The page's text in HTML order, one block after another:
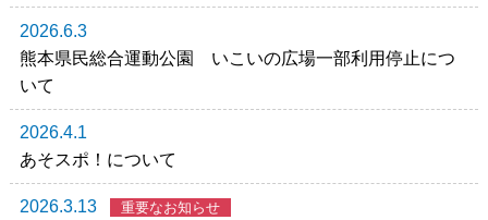
2026.6.3
熊本県民総合運動公園 いこいの広場一部利用停止につ
いて
2026.4.1
あそスポ！について
2026.3.13 重要なお知らせ